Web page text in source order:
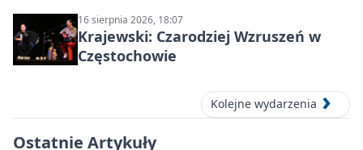
16 sierpnia 2026, 18:07
Krajewski: Czarodziej Wzruszeń w
Częstochowie
Kolejne wydarzenia
Ostatnie Artykuły